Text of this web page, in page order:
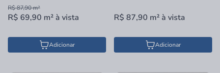
R$ 87,90m²
R$ 69,90 m²à vista
Adicionar
R$ 87,90 m²à vista
Adicionar